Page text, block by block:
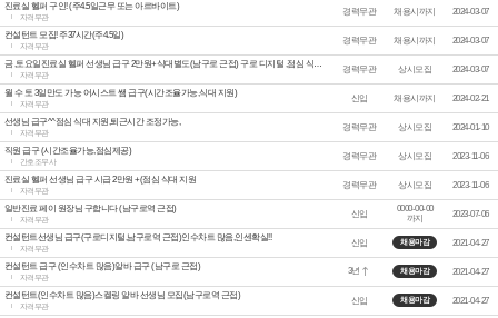
진료실 헬퍼 구인! (주4.5일근무 또는 아르바이트)
자격무관
경력무관 채용시까지 2024-03-07
컨설턴트 모집! 주37시간(주4.5일)
자격무관
경력무관 채용시까지 2024-03-07
금 ,토요일진료실 헬퍼 선생님 급구 2만원+식대별도(남구로 근접) 구로 디지털 ,점심 식대 지원
자격무관
경력무관 상시모집 2024-03-07
월 수 토 3일만도 가능 어시스트 쌤 급구(시간조율가능,식대 지원)
자격무관
신입 채용시까지 2024-02-21
선생님 급구^^점심 식대 지원,퇴근시간 조정가능,
자격무관
경력무관 상시모집 2024-01-10
직원 급구 (시간조율가능,점심제공)
간호조무사
경력무관 상시모집 2023-11-06
진료실 헬퍼 선생님 급구 시급 2만원 +(점심 식대 지원
자격무관
경력무관 상시모집 2023-11-06
일반진료 페이 원장님 구합니다 (남구로역 근접)
자격무관
신입
0000-00-00
까지
2023-07-06
컨설턴트선생님 급구(구로디지털,남구로역 근접)인수차트 많음,인센확실!!
자격무관
신입 채용마감 2021-04-27
컨설턴트 급구 (인수차트 많음)알바 급구 (남구로 근접)
자격무관
3년 채용마감 2021-04-27
컨설턴트(인수차트 많음)스켈링 알바 선생님 모집(남구로역 근접)
자격무관
신입 채용마감 2021-04-27